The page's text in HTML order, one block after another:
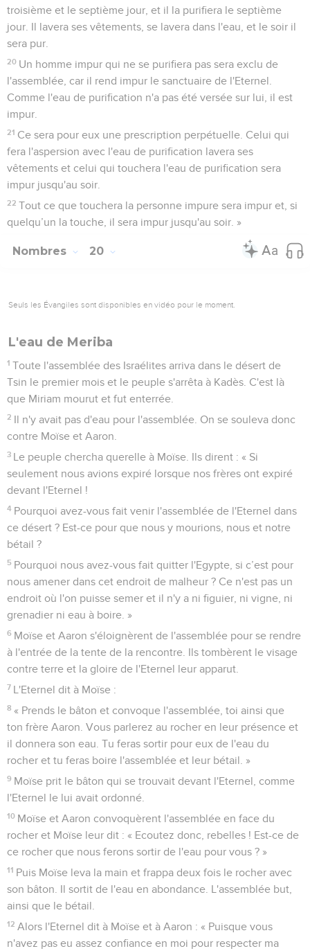
troisième et le septième jour, et il la purifiera le septième
jour. Il lavera ses vêtements, se lavera dans l'eau, et le soir il
sera pur.
20 Un homme impur qui ne se purifiera pas sera exclu de
l'assemblée, car il rend impur le sanctuaire de l'Eternel.
Comme l'eau de purification n'a pas été versée sur lui, il est
impur.
21 Ce sera pour eux une prescription perpétuelle. Celui qui
fera l'aspersion avec l'eau de purification lavera ses
vêtements et celui qui touchera l'eau de purification sera
impur jusqu'au soir.
22 Tout ce que touchera la personne impure sera impur et, si
quelqu’un la touche, il sera impur jusqu'au soir. »
Nombres 20
Seuls les Évangiles sont disponibles en vidéo pour le moment.
L'eau de Meriba
1 Toute l'assemblée des Israélites arriva dans le désert de
Tsin le premier mois et le peuple s'arrêta à Kadès. C'est là
que Miriam mourut et fut enterrée.
2 Il n'y avait pas d'eau pour l'assemblée. On se souleva donc
contre Moïse et Aaron.
3 Le peuple chercha querelle à Moïse. Ils dirent : « Si
seulement nous avions expiré lorsque nos frères ont expiré
devant l'Eternel !
4 Pourquoi avez-vous fait venir l'assemblée de l'Eternel dans
ce désert ? Est-ce pour que nous y mourions, nous et notre
bétail ?
5 Pourquoi nous avez-vous fait quitter l'Egypte, si c’est pour
nous amener dans cet endroit de malheur ? Ce n'est pas un
endroit où l'on puisse semer et il n'y a ni figuier, ni vigne, ni
grenadier ni eau à boire. »
6 Moïse et Aaron s'éloignèrent de l'assemblée pour se rendre
à l'entrée de la tente de la rencontre. Ils tombèrent le visage
contre terre et la gloire de l'Eternel leur apparut.
7 L'Eternel dit à Moïse :
8 « Prends le bâton et convoque l'assemblée, toi ainsi que
ton frère Aaron. Vous parlerez au rocher en leur présence et
il donnera son eau. Tu feras sortir pour eux de l'eau du
rocher et tu feras boire l'assemblée et leur bétail. »
9 Moïse prit le bâton qui se trouvait devant l'Eternel, comme
l'Eternel le lui avait ordonné.
10 Moïse et Aaron convoquèrent l'assemblée en face du
rocher et Moïse leur dit : « Ecoutez donc, rebelles ! Est-ce de
ce rocher que nous ferons sortir de l'eau pour vous ? »
11 Puis Moïse leva la main et frappa deux fois le rocher avec
son bâton. Il sortit de l'eau en abondance. L'assemblée but,
ainsi que le bétail.
12 Alors l'Eternel dit à Moïse et à Aaron : « Puisque vous
n'avez pas eu assez confiance en moi pour respecter ma